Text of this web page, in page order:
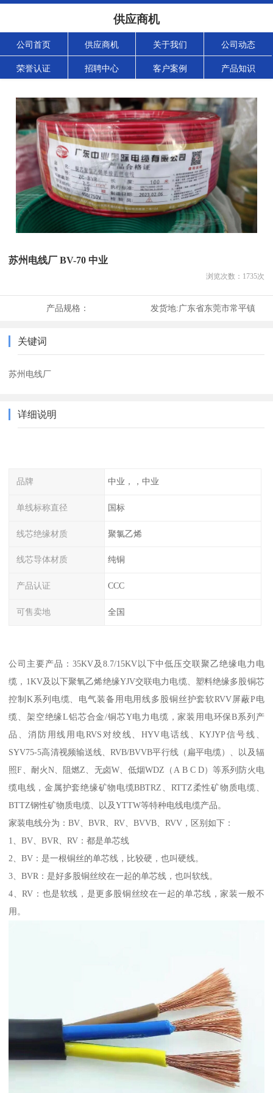
供应商机
公司首页 供应商机 关于我们 公司动态
荣誉认证 招聘中心 客户案例 产品知识
苏州电线厂 BV-70 中业
浏览次数： 1735次
产品规格： 发货地:广东省东莞市常平镇
关键词
苏州电线厂
详细说明
品牌 中业，，中业
单线标称直径 国标
线芯绝缘材质 聚氯乙烯
线芯导体材质 纯铜
产品认证 CCC
可售卖地 全国
公司主要产品：35KV及8.7/15KV以下中低压交联聚乙绝缘电力电
缆，1KV及以下聚氧乙烯绝缘YJV交联电力电缆、塑料绝缘多股铜芯
控制K系列电缆、电气装备用电用线多股铜丝护套软RVV屏蔽P电
缆、架空绝缘L铝芯合金/铜芯Y电力电缆，家装用电环保B系列产
品、消防用线用电RVS对绞线、HYV电话线、KYJYP信号线、
SYV75-5高清视频输送线、RVB/BVVB平行线（扁平电缆）、以及辐
照F、耐火N、阻燃Z、无卤W、低烟WDZ（A B C D）等系列防火电
缆电线，金属护套绝缘矿物电缆BBTRZ、RTTZ柔性矿物质电缆、
BTTZ钢性矿物质电缆、以及YTTW等特种电线电缆产品。
家装电线分为：BV、BVR、RV、BVVB、RVV，区别如下：
1、BV、BVR、RV：都是单芯线
2、BV：是一根铜丝的单芯线，比较硬，也叫硬线。
3、BVR：是好多股铜丝绞在一起的单芯线，也叫软线。
4、RV：也是软线，是更多股铜丝绞在一起的单芯线，家装一般不
用。